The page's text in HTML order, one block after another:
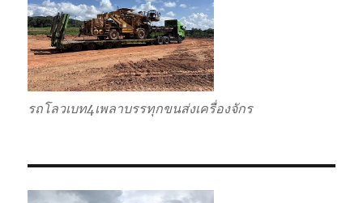
รถโลวเบท4เพลาบรรทุกขนส่งเครื่องจักร